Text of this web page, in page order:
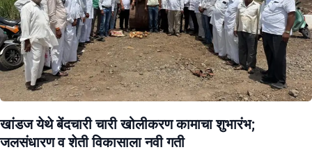
खांडज येथे बेंदचारी चारी खोलीकरण कामाचा शुभारंभ;
जलसंधारण व शेती विकासाला नवी गती